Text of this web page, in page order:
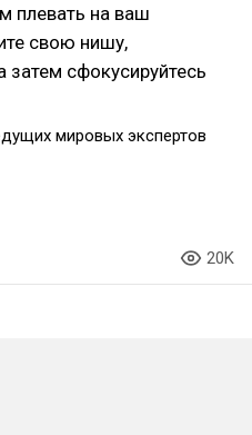
плевать на ваш
свою нишу,
затем сфокусируйтесь
мировых экспертов
20K